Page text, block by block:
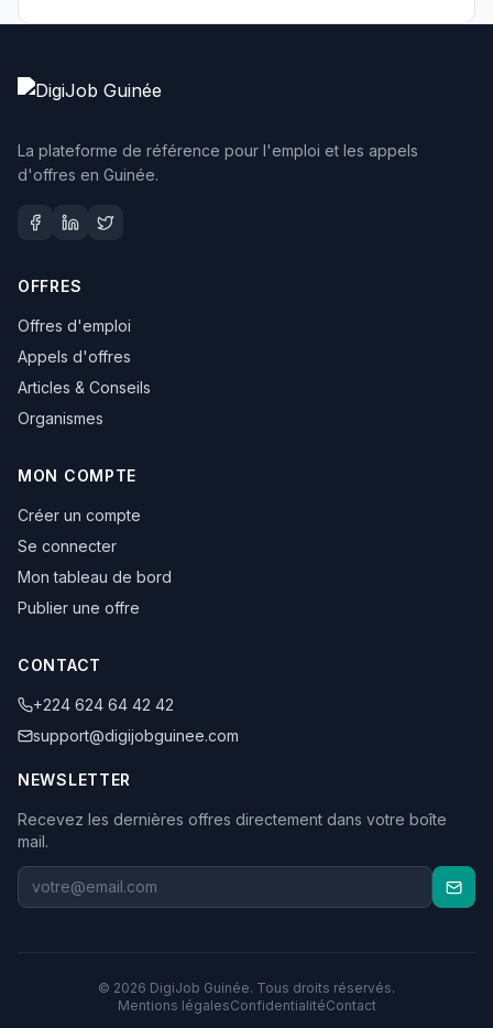
La plateforme de référence pour l'emploi et les appels
d'offres en Guinée.
OFFRES
Offres d'emploi
Appels d'offres
Articles & Conseils
Organismes
MON COMPTE
Créer un compte
Se connecter
Mon tableau de bord
Publier une offre
CONTACT
+224 624 64 42 42
support@digijobguinee.com
NEWSLETTER
Recevez les dernières offres directement dans votre boîte
mail.
© 2026 DigiJob Guinée. Tous droits réservés.
Mentions légalesConfidentialitéContact